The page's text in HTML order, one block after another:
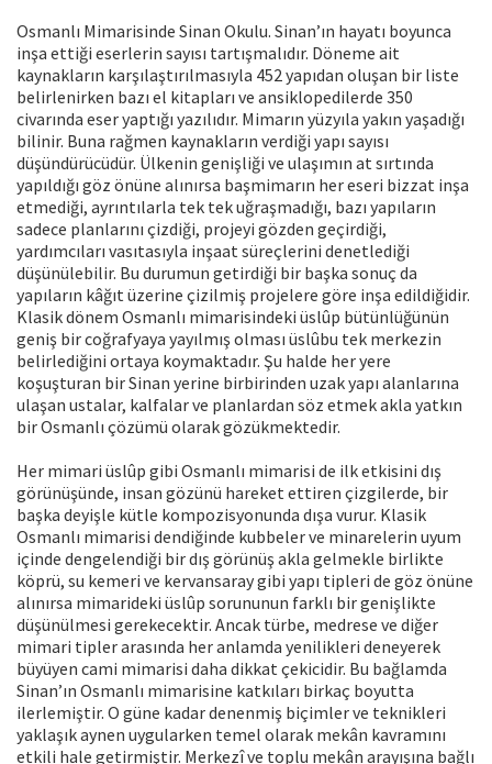
Osmanlı Mimarisinde Sinan Okulu. Sinan’ın hayatı boyunca
inşa ettiği eserlerin sayısı tartışmalıdır. Döneme ait
kaynakların karşılaştırılmasıyla 452 yapıdan oluşan bir liste
belirlenirken bazı el kitapları ve ansiklopedilerde 350
civarında eser yaptığı yazılıdır. Mimarın yüzyıla yakın yaşadığı
bilinir. Buna rağmen kaynakların verdiği yapı sayısı
düşündürücüdür. Ülkenin genişliği ve ulaşımın at sırtında
yapıldığı göz önüne alınırsa başmimarın her eseri bizzat inşa
etmediği, ayrıntılarla tek tek uğraşmadığı, bazı yapıların
sadece planlarını çizdiği, projeyi gözden geçirdiği,
yardımcıları vasıtasıyla inşaat süreçlerini denetlediği
düşünülebilir. Bu durumun getirdiği bir başka sonuç da
yapıların kâğıt üzerine çizilmiş projelere göre inşa edildiğidir.
Klasik dönem Osmanlı mimarisindeki üslûp bütünlüğünün
geniş bir coğrafyaya yayılmış olması üslûbu tek merkezin
belirlediğini ortaya koymaktadır. Şu halde her yere
koşuşturan bir Sinan yerine birbirinden uzak yapı alanlarına
ulaşan ustalar, kalfalar ve planlardan söz etmek akla yatkın
bir Osmanlı çözümü olarak gözükmektedir.
Her mimari üslûp gibi Osmanlı mimarisi de ilk etkisini dış
görünüşünde, insan gözünü hareket ettiren çizgilerde, bir
başka deyişle kütle kompozisyonunda dışa vurur. Klasik
Osmanlı mimarisi dendiğinde kubbeler ve minarelerin uyum
içinde dengelendiği bir dış görünüş akla gelmekle birlikte
köprü, su kemeri ve kervansaray gibi yapı tipleri de göz önüne
alınırsa mimarideki üslûp sorununun farklı bir genişlikte
düşünülmesi gerekecektir. Ancak türbe, medrese ve diğer
mimari tipler arasında her anlamda yenilikleri deneyerek
büyüyen cami mimarisi daha dikkat çekicidir. Bu bağlamda
Sinan’ın Osmanlı mimarisine katkıları birkaç boyutta
ilerlemiştir. O güne kadar denenmiş biçimler ve teknikleri
yaklaşık aynen uygularken temel olarak mekân kavramını
etkili hale getirmiştir. Merkezî ve toplu mekân arayışına bağlı